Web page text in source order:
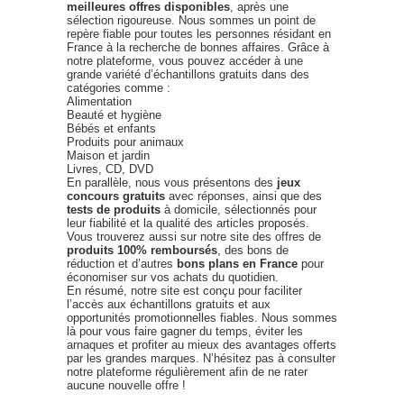
meilleures offres disponibles , après une
sélection rigoureuse. Nous sommes un point de
repère fiable pour toutes les personnes résidant en
France à la recherche de bonnes affaires. Grâce à
notre plateforme, vous pouvez accéder à une
grande variété d’échantillons gratuits dans des
catégories comme :
Alimentation
Beauté et hygiène
Bébés et enfants
Produits pour animaux
Maison et jardin
Livres, CD, DVD
En parallèle, nous vous présentons des jeux
concours gratuits avec réponses, ainsi que des
tests de produits à domicile, sélectionnés pour
leur fiabilité et la qualité des articles proposés.
Vous trouverez aussi sur notre site des offres de
produits 100% remboursés , des bons de
réduction et d’autres bons plans en France pour
économiser sur vos achats du quotidien.
En résumé, notre site est conçu pour faciliter
l’accès aux échantillons gratuits et aux
opportunités promotionnelles fiables. Nous sommes
là pour vous faire gagner du temps, éviter les
arnaques et profiter au mieux des avantages offerts
par les grandes marques. N’hésitez pas à consulter
notre plateforme régulièrement afin de ne rater
aucune nouvelle offre !